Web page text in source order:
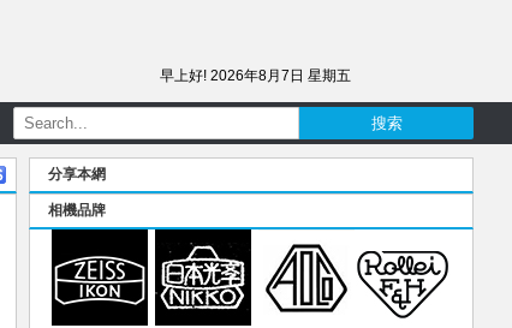
早上好! 2026年8月7日 星期五
分享本網
相機品牌